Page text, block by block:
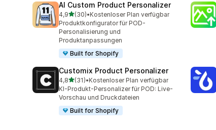
AI Custom Product Personalizer
4,9von 5 Sternen
(30)
30 Rezensionen insgesamt
•Kostenloser Plan verfügbar
Produktkonfigurator für POD-
Personalisierung und
Produktanpassungen
Built for Shopify
Customix Product Personalizer
4,8von 5 Sternen
(31)
31 Rezensionen insgesamt
•Kostenloser Plan verfügbar
KI-Produkt-Personalizer für POD: Live-
Vorschau und Druckdateien
Built for Shopify